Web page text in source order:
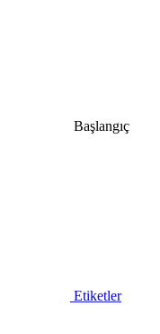
Başlangıç
Etiketler